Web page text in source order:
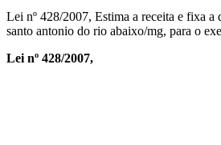
Lei nº 428/2007, Estima a receita e fixa a
santo antonio do rio abaixo/mg, para o
Lei nº 428/2007,